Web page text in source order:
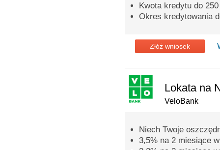
Kwota kredytu do 250
Okres kredytowania
Złóż wniosek
Lokata na
VeloBank
Niech Twoje
3,5% na 2 miesiące